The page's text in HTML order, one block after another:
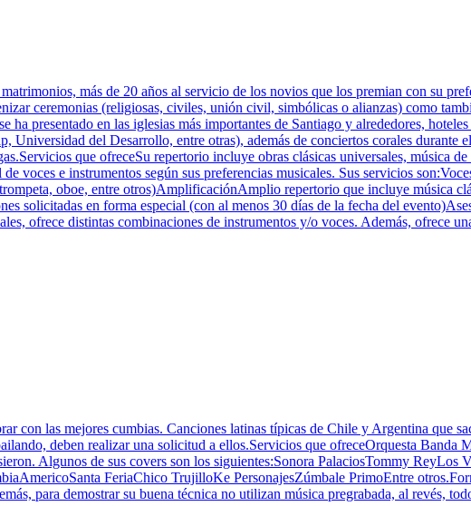
más de 20 años al servicio de los novios que los premian con su
ceremonias (religiosas, civiles, unión civil, simbólicas o alianzas) como
presentado en las iglesias más importantes de Santiago y alrededores,
Universidad del Desarrollo, entre otras), además de conciertos corales durante
que ofreceSu repertorio incluye obras clásicas universales, música
voces e instrumentos según sus preferencias musicales. Sus servicios
oboe, entre otros)AmplificaciónAmplio repertorio que incluye música
solicitadas en forma especial (con al menos 30 días de la fecha del
ofrece distintas combinaciones de instrumentos y/o voces. Además, ofrece
con las mejores cumbias. Canciones latinas típicas de Chile y Argentina que
deben realizar una solicitud a ellos.Servicios que ofreceOrquesta Banda
Algunos de sus covers son los siguientes:Sonora PalaciosTommy
FeriaChico TrujilloKe PersonajesZúmbale PrimoEntre
para demostrar su buena técnica no utilizan música pregrabada, al revés,